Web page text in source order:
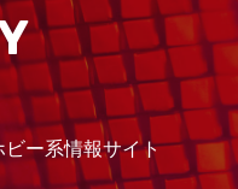
ー系情報サイト